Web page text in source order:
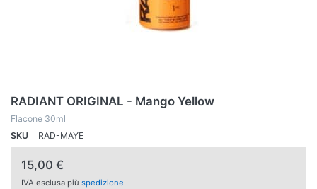
RADIANT ORIGINAL - Mango Yellow
Flacone 30ml
SKU
RAD-MAYE
15,00 €
IVA esclusa più spedizione